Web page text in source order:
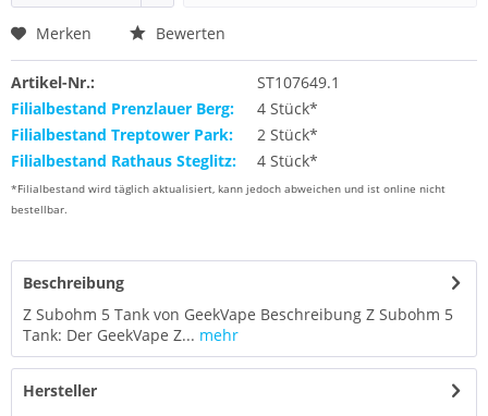
Merken Bewerten
Artikel-Nr.:
ST107649.1
Filialbestand Prenzlauer Berg:
4 Stück*
Filialbestand Treptower Park:
2 Stück*
Filialbestand Rathaus Steglitz:
4 Stück*
*Filialbestand wird täglich aktualisiert, kann jedoch abweichen und ist online nicht
bestellbar.
Beschreibung
Z Subohm 5 Tank von GeekVape Beschreibung Z Subohm 5
Tank: Der GeekVape Z... mehr
Hersteller